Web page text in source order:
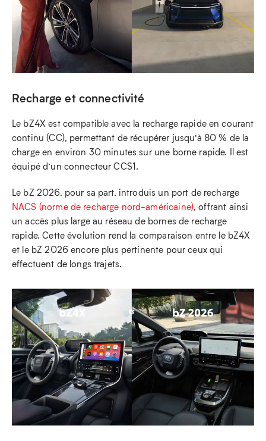
Recharge et connectivité
Le bZ4X est compatible avec la recharge rapide en courant
continu (CC), permettant de récupérer jusqu’à 80 % de la
charge en environ 30 minutes sur une borne rapide. Il est
équipé d’un connecteur CCS1.
Le bZ 2026, pour sa part, introduis un port de recharge
NACS (norme de recharge nord-américaine), offrant ainsi
un accès plus large au réseau de bornes de recharge
rapide. Cette évolution rend la comparaison entre le bZ4X
et le bZ 2026 encore plus pertinente pour ceux qui
effectuent de longs trajets.